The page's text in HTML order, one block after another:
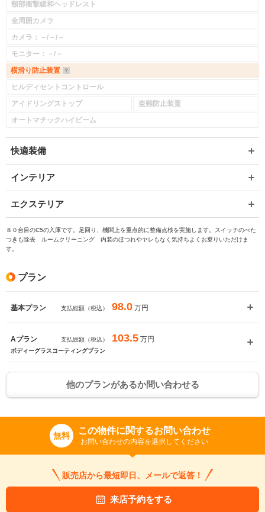
頸部衝撃緩和ヘッドレスト
全周囲カメラ
カメラ：－/－/－
モニター：－/－
横滑り防止装置
ヒルディセントコントロール
アイドリングストップ
盗難防止装置
オートマチックハイビーム
快適装備
インテリア
エクステリア
８０台目のC5の入庫です。足回り、機関上を重点的に整備点検を実施します。スイッチのべた
つきも除去 ルームクリーニング 内装のほつれやヤレもなく気持ちよくお乗りいただけま
す。
プラン
基本プラン 支払総額（税込） 98.0 万円
Aプラン 支払総額（税込） 103.5 万円
ボディーグラスコーティングプラン
他のプランがあるか問い合わせる
無料 この物件に関するお問い合わせ
お問い合わせの内容を選択してください
販売店から最短即日、メールで返答！
来店予約をする